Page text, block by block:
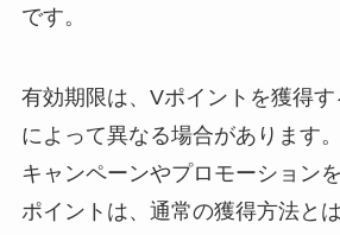
です。
有効期限は、Vポイントを獲得
によって異なる場合があります
キャンペーンやプロモーション
ポイントは、通常の獲得方法と